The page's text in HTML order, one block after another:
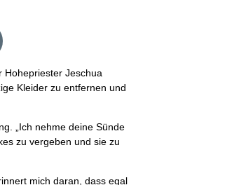
Hohepriester Jeschua
Kleider zu entfernen und
„Ich nehme deine Sünde
zu vergeben und sie zu
mich daran, dass egal